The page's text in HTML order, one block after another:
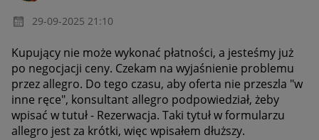
‎29-09-2025 21:10
Kupujący nie może wykonać płatności, a jesteśmy już
po negocjacji ceny. Czekam na wyjaśnienie problemu
przez allegro. Do tego czasu, aby oferta nie przeszla "w
inne ręce", konsultant allegro podpowiedział, żeby
wpisać w tutuł - Rezerwacja. Taki tytuł w formularzu
allegro jest za krótki, więc wpisałem dłuższy.